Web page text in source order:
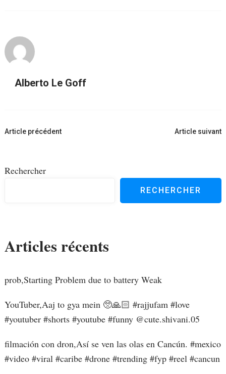
Alberto Le Goff
Navigation
Article précédent Article suivant
Rechercher
RECHERCHER
Articles récents
prob,Starting Problem due to battery Weak
YouTuber,Aaj to gya mein 🥺🙏🏻 #rajjufam #love
#youtuber #shorts #youtube #funny ​⁠@cute.shivani.05
filmación con dron,Así se ven las olas en Cancún. #mexico
#video #viral #caribe #drone #trending #fyp #reel #cancun